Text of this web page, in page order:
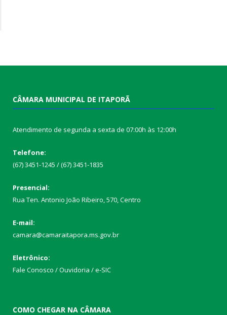
CÂMARA MUNICIPAL DE ITAPORÃ
Atendimento de segunda a sexta de 07:00h às 12:00h
Telefone:
(67) 3451-1245 / (67) 3451-1835
Presencial:
Rua Ten. Antonio João Ribeiro, 570, Centro
E-mail:
camara@camaraitapora.ms.gov.br
Eletrônico:
Fale Conosco / Ouvidoria / e-SIC
COMO CHEGAR NA CÂMARA